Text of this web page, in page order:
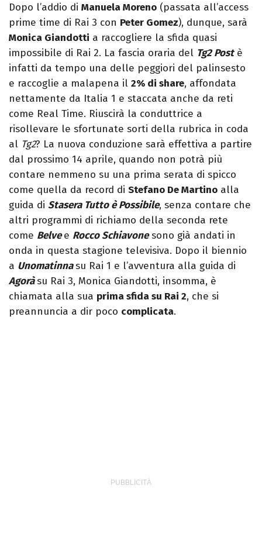
Dopo l’addio di Manuela Moreno (passata all’access
prime time di Rai 3 con Peter Gomez), dunque, sarà
Monica Giandotti a raccogliere la sfida quasi
impossibile di Rai 2. La fascia oraria del Tg2 Postè
infatti da tempo una delle peggiori del palinsesto
e raccoglie a malapena il 2% di share, affondata
nettamente da Italia 1 e staccata anche da reti
come Real Time. Riuscirà la conduttrice a
risollevare le sfortunate sorti della rubrica in coda
al Tg2? La nuova conduzione sarà effettiva a partire
dal prossimo 14 aprile, quando non potrà più
contare nemmeno su una prima serata di spicco
come quella da record di Stefano De Martino alla
guida di Stasera Tutto è Possibile, senza contare che
altri programmi di richiamo della seconda rete
come Belvee Rocco Schiavonesono già andati in
onda in questa stagione televisiva. Dopo il biennio
a Unomatinnasu Rai 1 e l’avventura alla guida di
Agoràsu Rai 3, Monica Giandotti, insomma, è
chiamata alla sua prima sfida su Rai 2, che si
preannuncia a dir poco complicata.